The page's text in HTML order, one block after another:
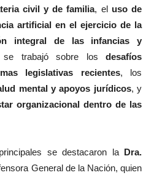
civil y de familia, el uso de
artificial en el ejercicio de la
integral de las infancias y
se trabajó sobre los desafíos
legislativas recientes, los
mental y apoyos jurídicos, y
organizacional dentro de las
se destacaron la Dra.
General de la Nación, quien